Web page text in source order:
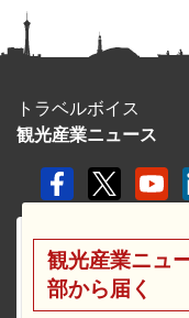
トラベルボイス
観光産業ニュース
観光産業ニュ
部から届く